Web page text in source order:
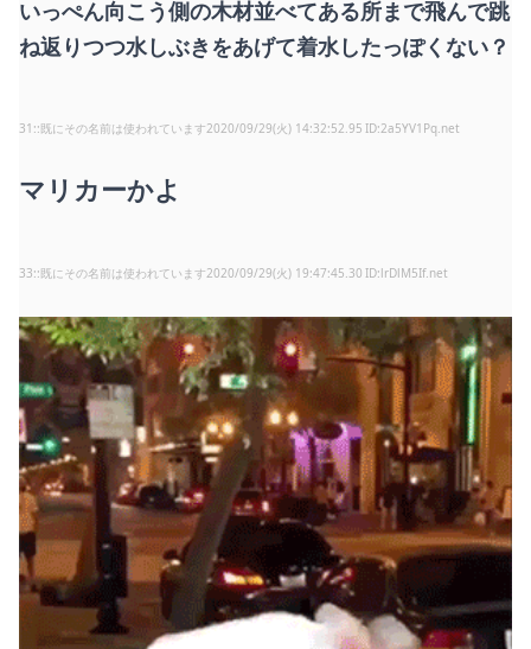
いっぺん向こう側の木材並べてある所まで飛んで跳
ね返りつつ水しぶきをあげて着水したっぽくない？
31 : 既にその名前は使われています2020/09/29(火) 14:32:52.95 2a5YV1Pq.net
マリカーかよ
33: 既にその名前は使われています2020/09/29(火) 19:47:45.30 lrDlM5If.net